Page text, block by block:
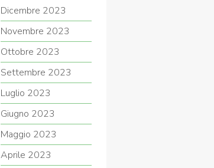
Dicembre 2023
Novembre 2023
Ottobre 2023
Settembre 2023
Luglio 2023
Giugno 2023
Maggio 2023
Aprile 2023